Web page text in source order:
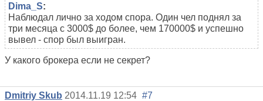
Dima_S:
Наблюдал лично за ходом спора. Один чел поднял за
три месяца с 3000$ до более, чем 170000$ и успешно
вывел - спор был выигран.
У какого брокера если не секрет?
Dmitriy Skub 2014.11.19 12:54 #7